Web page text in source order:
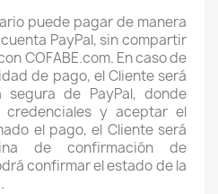
puede pagar de manera
PayPal, sin compartir
COFABE.com. En caso de
de pago, el Cliente será
de PayPal, donde
y aceptar el
el pago, el Cliente será
de confirmación de
confirmar el estado de la